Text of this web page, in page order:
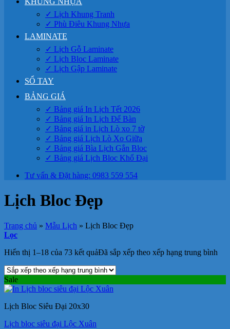
✓ Lịch Khung Tranh
✓ Phù Điêu Khung Nhựa
LAMINATE
✓ Lịch Gỗ Laminate
✓ Lịch Bloc Laminate
✓ Lịch Gập Laminate
SỔ TAY
BẢNG GIÁ
✓ Bảng giá In Lịch Tết 2026
✓ Bảng giá In Lịch Để Bàn
✓ Bảng giá in Lịch Lò xo 7 tờ
✓ Bảng giá Lịch Lò Xo Giữa
✓ Bảng giá Bìa Lịch Gắn Bloc
✓ Bảng giá Lịch Bloc Khổ Đại
Tư vấn & Đặt hàng: 0983 559 554
Lịch Bloc Đẹp
Trang chủ » Mẫu Lịch » Lịch Bloc Đẹp
Lọc
Hiển thị 1–18 của 73 kết quảĐã sắp xếp theo xếp hạng trung bình
Sale
Lịch Bloc Siêu Đại 20x30
Lịch bloc siêu đại Lộc Xuân